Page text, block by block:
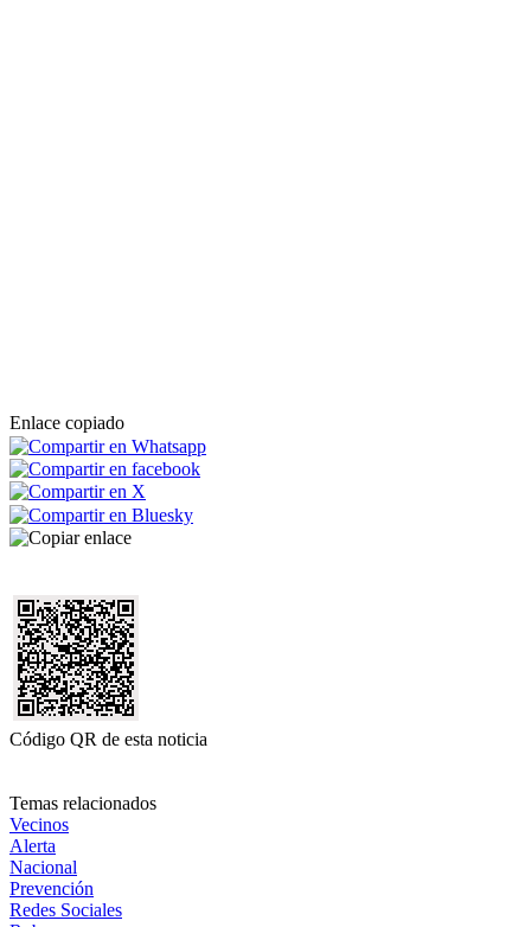
Enlace copiado
Código QR de esta noticia
Temas relacionados
Vecinos
Alerta
Nacional
Prevención
Redes Sociales